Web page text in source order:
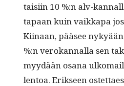
taisi­in 10 %:n alv-
tapaan kuin vaikka­pa
Kiinaan, pääsee
%:n verokan­nal­la sen
myy­dään osana
lentoa. Erik­seen